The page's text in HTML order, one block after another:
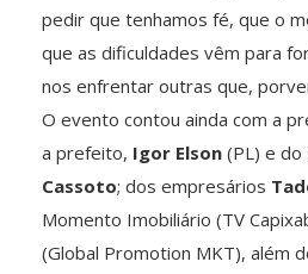
pedir que tenhamos fé, que o
que as dificuldades vêm para
nos enfrentar outras que,
O evento contou ainda com a
a prefeito, Igor Elson (PL) e do
Cassoto; dos empresários
Momento Imobiliário (TV
(Global Promotion MKT), além